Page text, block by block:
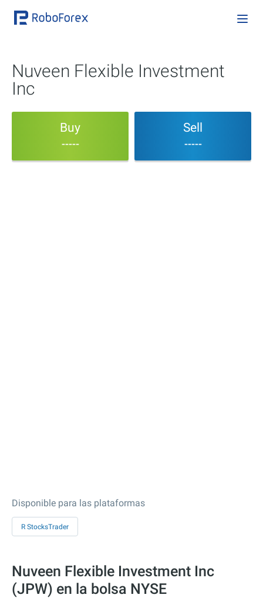
Nuveen Flexible Investment
Inc
Buy
-----
Sell
-----
Disponible para las plataformas
R StocksTrader
Nuveen Flexible Investment Inc
(JPW) en la bolsa NYSE